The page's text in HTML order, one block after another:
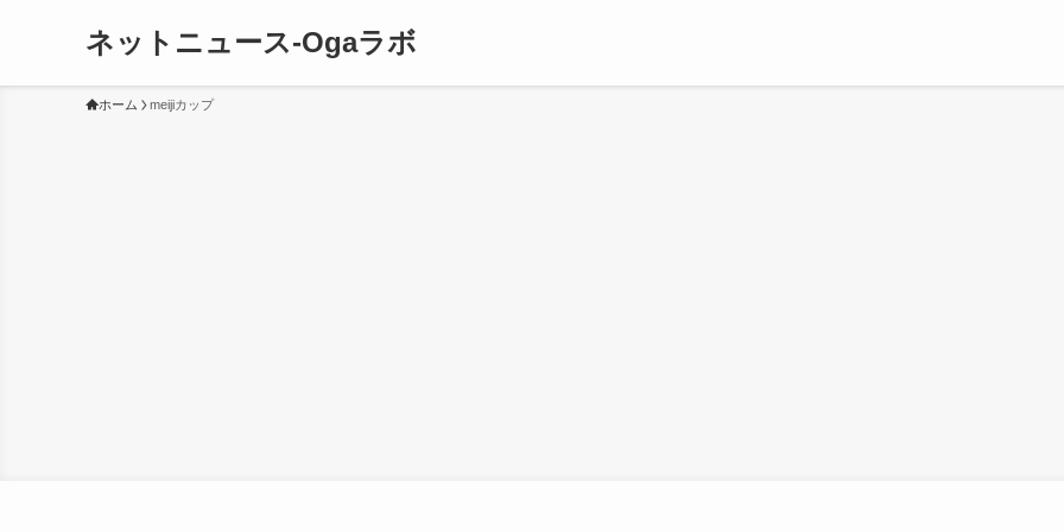
ネットニュース-Ogaラボ
ホーム meijiカップ